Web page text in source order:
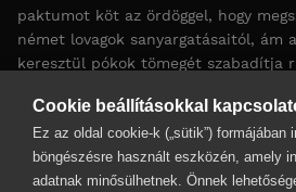
paktumot köt az ördöggel, hogy
német lovagok sanyargatásaitól, ám
keresztül pókok tömegét szabadítja
The courageous young midwife
the devil to save her village from
Teutonic Knights. Punished by a
Cookie beállításokkal
Ez az oldal cookie-k („sütik”)
böngészésre használt eszközén, amely
adatnak minősülhetnek. Önnek